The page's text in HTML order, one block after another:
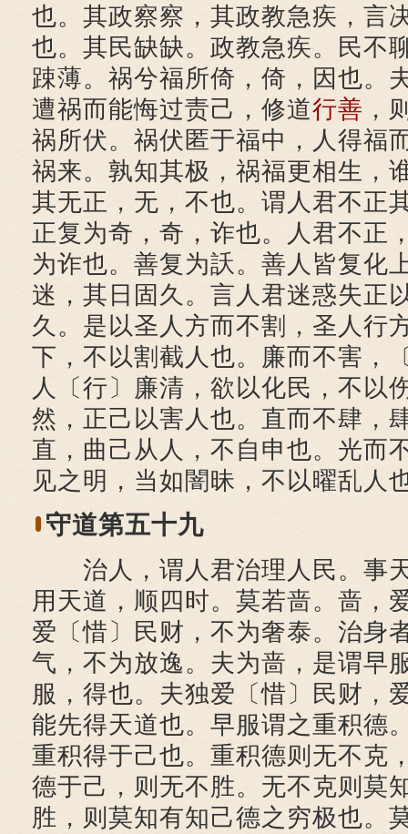
也。其政察察，其政教急疾，言
也。其民缺缺。政教急疾。民不
踈薄。祸兮福所倚，倚，因也。
遭祸而能悔过责己，修道行善 ，
祸所伏。祸伏匿于福中，人得福
祸来。孰知其极，祸福更相生，
其无正，无，不也。谓人君不正
正复为奇，奇，诈也。人君不正
为诈也。善复为訞。善人皆复化
迷，其日固久。言人君迷惑失正
久。是以圣人方而不割，圣人行
下，不以割截人也。廉而不害，
人〔行〕廉清，欲以化民，不以
然，正己以害人也。直而不肆，
直，曲己从人，不自申也。光而
见之明，当如闇昧，不以曜乱人
守道第五十九
治人，谓人君治理人民。事
用天道，顺四时。莫若啬。啬，
爱〔惜〕民财，不为奢泰。治身
气，不为放逸。夫为啬，是谓早
服，得也。夫独爱〔惜〕民财，
能先得天道也。早服谓之重积德
重积得于己也。重积德则无不克
德于己，则无不胜。无不克则莫
胜，则莫知有知己德之穷极也。